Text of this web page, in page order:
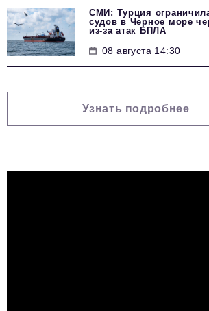
СМИ: Турция
судов в Черное море
из-за атак БПЛА
08 августа 14:30
Узнать подробнее